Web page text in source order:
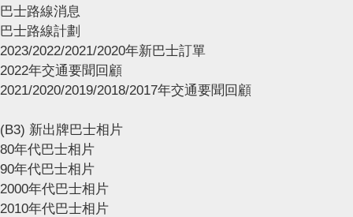
巴士路線消息
巴士路線計劃
2023/2022/2021/2020年新巴士訂單
2022年交通要聞回顧
2021/2020/2019/2018/2017年交通要聞回顧
(B3) 新出牌巴士相片
80年代巴士相片
90年代巴士相片
2000年代巴士相片
2010年代巴士相片